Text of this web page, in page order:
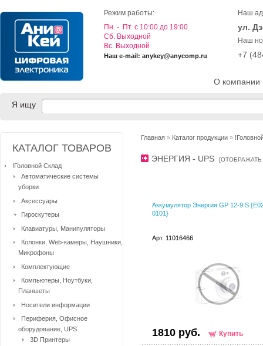
О компании
Режим работы:
Пн. - Пт. с 10:00 до 19:00
Cб. Выходной
Вс. Выходной
Наш e-mail: anykey@anycomp.ru
Наш
ул.
Наш
+7
Я ищу
Главная » Каталог продукции »
ЭНЕРГИЯ - UPS [
Аккумулятор Энергия GP 12-9 S
0101}
Арт. 11016466
1810 руб. Купить
КАТАЛОГ ТОВАРОВ
!Головной Склад
Автоматические системы
уборки
Аксессуары
Гироскутеры
Клавиатуры, Манипуляторы
Колонки, Web-камеры, Наушники,
Микрофоны
Комплектующие
Компьютеры, Ноутбуки,
Планшеты
Носители информации
Периферия, Офисное
оборудование, UPS
3D Принтеры